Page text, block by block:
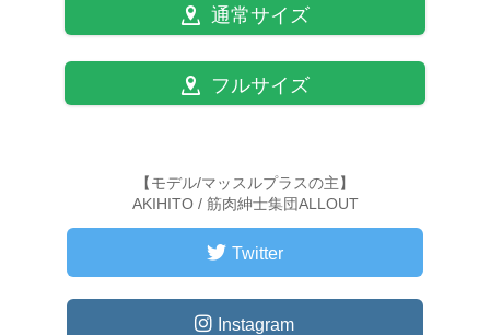
通常サイズ
フルサイズ
【モデル/マッスルプラスの主】
AKIHITO / 筋肉紳士集団ALLOUT
Twitter
Instagram